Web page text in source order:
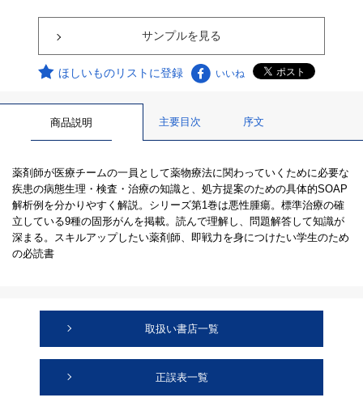
サンプルを見る
ほしいものリストに登録 いいね
商品説明 主要目次 序文
薬剤師が医療チームの一員として薬物療法に関わっていくために必要な
疾患の病態生理・検査・治療の知識と、処方提案のための具体的SOAP
解析例を分かりやすく解説。シリーズ第1巻は悪性腫瘍。標準治療の確
立している9種の固形がんを掲載。読んで理解し、問題解答して知識が
深まる。スキルアップしたい薬剤師、即戦力を身につけたい学生のため
の必読書
取扱い書店一覧
正誤表一覧